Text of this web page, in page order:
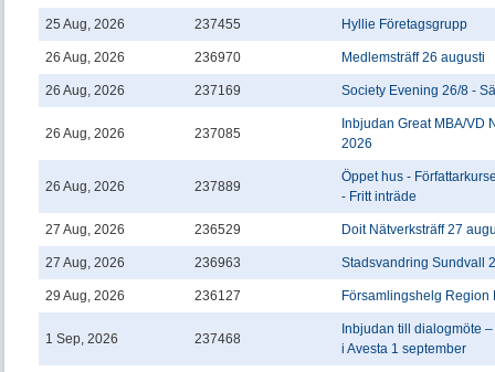
25 Aug, 2026 237455 Hyllie Företagsgrupp
26 Aug, 2026 236970 Medlemsträff 26 augusti
26 Aug, 2026 237169 Society Evening 26/8 -
26 Aug, 2026 237085
Inbjudan Great MBA/VD
2026
26 Aug, 2026 237889
Öppet hus -
- Fritt inträde
27 Aug, 2026 236529 Doit Nätverksträff 27
27 Aug, 2026 236963 Stadsvandring Sundvall
29 Aug, 2026 236127 Församlingshelg Region
1 Sep, 2026 237468
Inbjudan till dialogmöte
i Avesta 1 september